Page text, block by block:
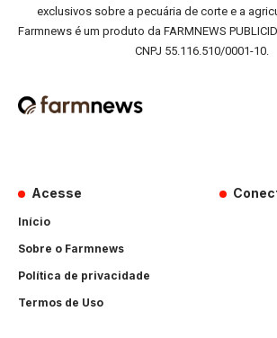
exclusivos sobre a pecuária de corte e a
Farmnews é um produto da FARMNEWS
CNPJ 55.116.510/0001-10.
Acesse
Início
Sobre o Farmnews
Política de privacidade
Termos de Uso